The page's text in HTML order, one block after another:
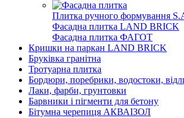
Плитка ручного формування
Фасадна плитка LAND BRICK
Фасадна плитка ФАГОТ
Кришки на паркан LAND BRICK
Бруківка гранітна
Тротуарна плитка
Бордюри, поребрики, водостоки,
Лаки, фарби, грунтовки
Барвники і пігменти для бетону
Бітумна черепиця АКВАІЗОЛ